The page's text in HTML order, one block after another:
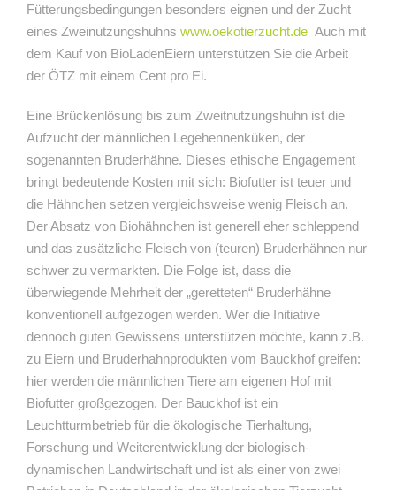
Fütterungsbedingungen besonders eignen und der Zucht
eines Zweinutzungshuhns www.oekotierzucht.de Auch mit
dem Kauf von BioLadenEiern unterstützen Sie die Arbeit
der ÖTZ mit einem Cent pro Ei.
Eine Brückenlösung bis zum Zweitnutzungshuhn ist die
Aufzucht der männlichen Legehennenküken, der
sogenannten Bruderhähne. Dieses ethische Engagement
bringt bedeutende Kosten mit sich: Biofutter ist teuer und
die Hähnchen setzen vergleichsweise wenig Fleisch an.
Der Absatz von Biohähnchen ist generell eher schleppend
und das zusätzliche Fleisch von (teuren) Bruderhähnen nur
schwer zu vermarkten. Die Folge ist, dass die
überwiegende Mehrheit der „geretteten“ Bruderhähne
konventionell aufgezogen werden. Wer die Initiative
dennoch guten Gewissens unterstützen möchte, kann z.B.
zu Eiern und Bruderhahnprodukten vom Bauckhof greifen:
hier werden die männlichen Tiere am eigenen Hof mit
Biofutter großgezogen. Der Bauckhof ist ein
Leuchtturmbetrieb für die ökologische Tierhaltung,
Forschung und Weiterentwicklung der biologisch-
dynamischen Landwirtschaft und ist als einer von zwei